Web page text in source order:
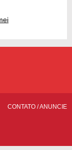
CONTATO /ANUNCIE